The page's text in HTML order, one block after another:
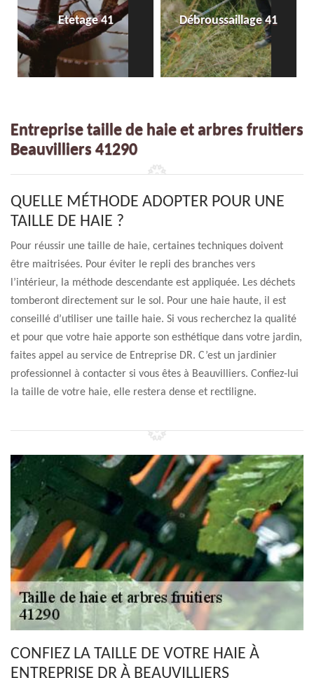
Etetage 41 Débroussaillage 41
Entreprise taille de haie et arbres fruitiers
Beauvilliers 41290
QUELLE MÉTHODE ADOPTER POUR UNE
TAILLE DE HAIE ?
Pour réussir une taille de haie, certaines techniques doivent
être maitrisées. Pour éviter le repli des branches vers
l’intérieur, la méthode descendante est appliquée. Les déchets
tomberont directement sur le sol. Pour une haie haute, il est
conseillé d’utiliser une taille haie. Si vous recherchez la qualité
et pour que votre haie apporte son esthétique dans votre jardin,
faites appel au service de Entreprise DR. C’est un jardinier
professionnel à contacter si vous êtes à Beauvilliers. Confiez-lui
la taille de votre haie, elle restera dense et rectiligne.
CONFIEZ LA TAILLE DE VOTRE HAIE À
ENTREPRISE DR À BEAUVILLIERS